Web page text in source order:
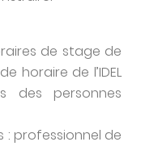
de stage de
horaire de l’IDEL
des personnes
: professionnel de